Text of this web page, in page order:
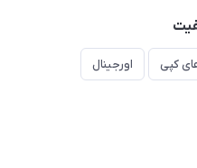
کپی اورجینال